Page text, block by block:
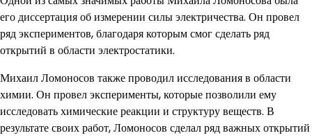
его диссертация об измерении силы электричества. Он провел
ряд экспериментов, благодаря которым смог сделать ряд
открытий в области электростатики.
Михаил Ломоносов также проводил исследования в области
химии. Он провел эксперименты, которые позволили ему
исследовать химические реакции и структуру веществ. В
результате своих работ, Ломоносов сделал ряд важных открытий